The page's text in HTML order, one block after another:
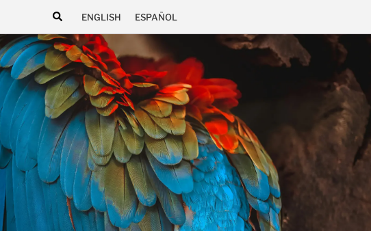
ENGLISH ESPAÑOL